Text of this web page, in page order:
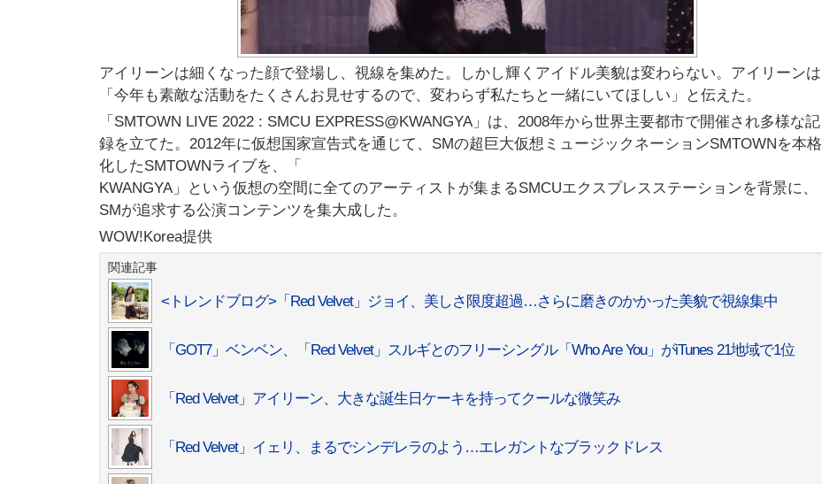
アイリーンは細くなった顔で登場し、視線を集めた。しかし輝くアイドル美貌は変わらない。アイリーンは
「今年も素敵な活動をたくさんお見せするので、変わらず私たちと一緒にいてほしい」と伝えた。
「SMTOWN LIVE 2022 : SMCU EXPRESS@KWANGYA」は、2008年から世界主要都市で開催され多様な記
録を立てた。2012年に仮想国家宣告式を通じて、SMの超巨大仮想ミュージックネーションSMTOWNを本格
化したSMTOWNライブを、「
KWANGYA」という仮想の空間に全てのアーティストが集まるSMCUエクスプレスステーションを背景に、
SMが追求する公演コンテンツを集大成した。
WOW!Korea提供
関連記事
<トレンドブログ>「Red Velvet」ジョイ、美しさ限度超過…さらに磨きのかかった美貌で視線集中
「GOT7」ベンベン、「Red Velvet」スルギとのフリーシングル「Who Are You」がiTunes 21地域で1位
「Red Velvet」アイリーン、大きな誕生日ケーキを持ってクールな微笑み
「Red Velvet」イェリ、まるでシンデレラのよう…エレガントなブラックドレス